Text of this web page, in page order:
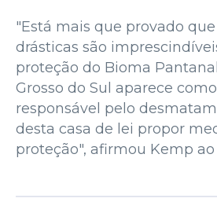
"Está mais que provado
drásticas são
proteção do Bioma
Grosso do Sul aparece
responsável pelo
desta casa de lei propor
proteção", afirmou Kemp ao